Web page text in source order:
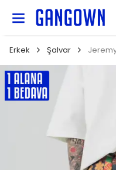
Erkek Şalvar